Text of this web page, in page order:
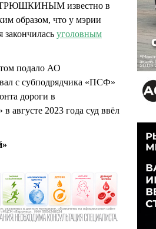
известно в
образом, что у мэрии
закончилась уголовным
подало АО
с субподрядчика «ПСФ»
дороги в
августе 2023 года суд ввёл